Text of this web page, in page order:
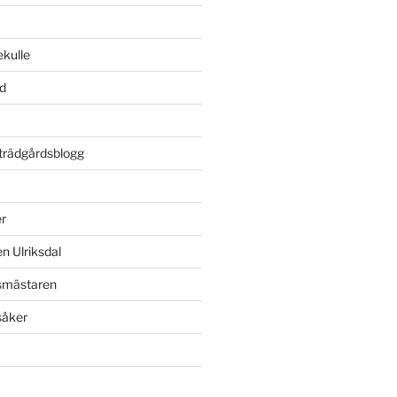
Ulriksdal